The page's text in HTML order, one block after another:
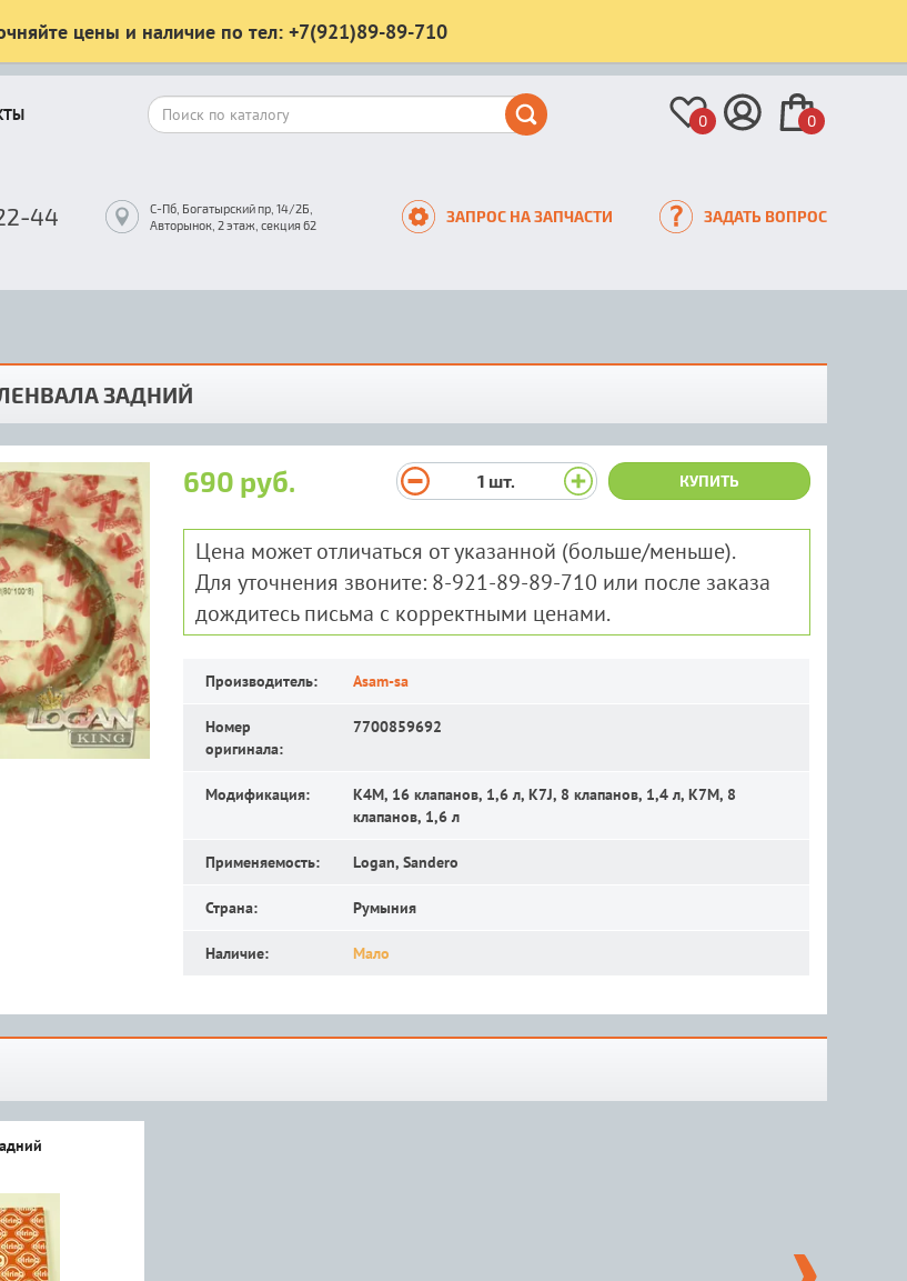
цены и наличие по тел: +7(921)89-89-710
0 0
44
С-Пб, Богатырский пр, 14/2Б,
Авторынок, 2 этаж, секция 62
ЗАПРОС НА ЗАПЧАСТИ ЗАДАТЬ ВОПРОС
ЗАДНИЙ
690 руб. 1 шт. КУПИТЬ
Цена может отличаться от указанной (больше/меньше).
Для уточнения звоните: 8-921-89-89-710 или после заказа
дождитесь письма с корректными ценами.
Производитель: Asam-sa
Номер
оригинала:
7700859692
Модификация:
K4M, 16 клапанов, 1,6 л, K7J, 8 клапанов, 1,4 л, K7M, 8
клапанов, 1,6 л
Применяемость: Logan, Sandero
Страна: Румыния
Наличие: Мало